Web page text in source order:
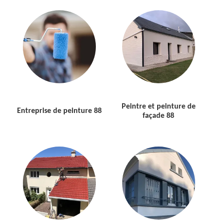
Entreprise de peinture 88
Peintre et peinture de
façade 88